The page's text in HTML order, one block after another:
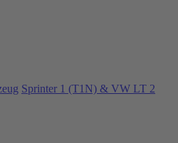
Sprinter 1 (T1N) & VW LT 2